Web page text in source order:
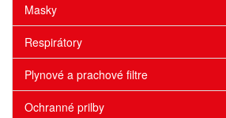
Masky
Respirátory
Plynové a prachové filtre
Ochranné prilby